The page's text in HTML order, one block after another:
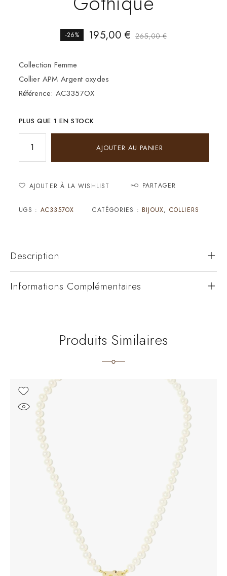
-26% 265,00€
195,00€
Collection Femme
Collier APM Argent oxydes
Référence: AC3357OX
PLUS QUE 1 EN STOCK
AJOUTER AU PANIER
AJOUTER À LA WISHLIST PARTAGER
UGS : AC3357OX CATÉGORIES : BIJOUX, COLLIERS
Description
Informations Complémentaires
Produits Similaires